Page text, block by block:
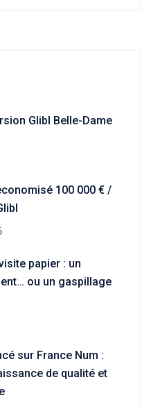
Glibl Belle-Dame
100 000 € /
papier : un
ou un gaspillage
sur France Num :
de qualité et